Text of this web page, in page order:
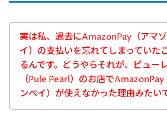
実は私、過去にAmazonPay（アマ
イ）の支払いを忘れてしまっていた
るんです。どうやらそれが、ピュー
（Pule Pearl）のお店で
ンペイ）が使えなかった理由みたい